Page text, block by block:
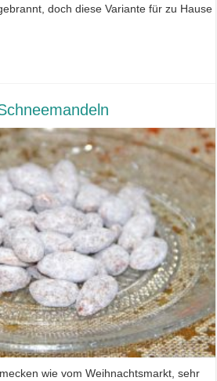
doch diese Variante für zu Hause
wie vom Weihnachtsmarkt, sehr